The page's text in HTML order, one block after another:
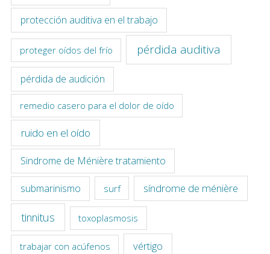
protección auditiva en el trabajo
proteger oídos del frío pérdida auditiva
pérdida de audición
remedio casero para el dolor de oído
ruido en el oído
Sindrome de Ménière tratamiento
submarinismo surf síndrome de ménière
tinnitus toxoplasmosis
trabajar con acúfenos vértigo